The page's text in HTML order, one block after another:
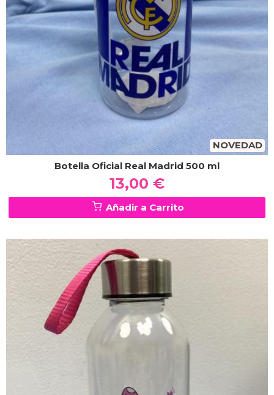
NOVEDAD
Botella Oficial Real Madrid 500 ml
13,00 €
Añadir a Carrito